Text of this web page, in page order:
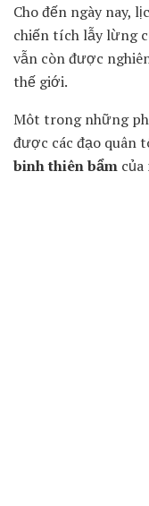
Cho đến ngày nay,
chiến tích lẫy lừng
vẫn còn được
thế giới.
Môt trong những
được các đạo quân
binh thiên bẩm của